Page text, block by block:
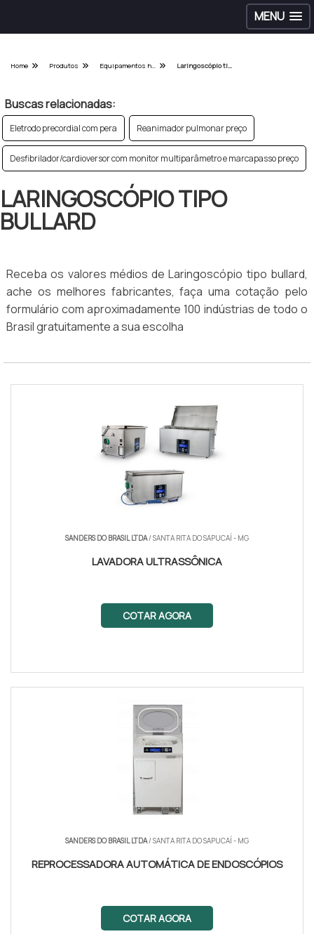
MENU
Home Produtos Equipamentos hospitalares - Categoria Laringoscópio tipo bullard
Buscas relacionadas:
Eletrodo precordial com pera Reanimador pulmonar preço
Desfibrilador/cardioversor com monitor multiparâmetro e marcapasso preço
LARINGOSCÓPIO TIPO
BULLARD
Receba os valores médios de Laringoscópio tipo bullard,
ache os melhores fabricantes, faça uma cotação pelo
formulário com aproximadamente 100 indústrias de todo o
Brasil gratuitamente a sua escolha
SANDERS DO BRASIL LTDA/ SANTA RITA DO SAPUCAÍ - MG
LAVADORA ULTRASSÔNICA
COTAR AGORA
SANDERS DO BRASIL LTDA/ SANTA RITA DO SAPUCAÍ - MG
REPROCESSADORA AUTOMÁTICA DE ENDOSCÓPIOS
COTAR AGORA